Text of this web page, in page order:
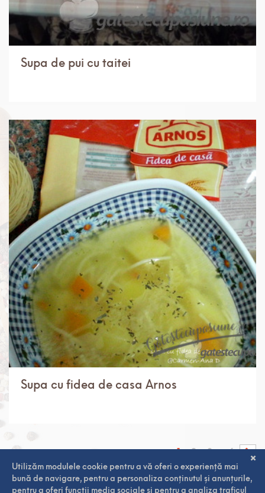
Supa de pui cu taitei
IN 1 ORA. USOR 8 PORTII
Supa cu fidea de casa Arnos